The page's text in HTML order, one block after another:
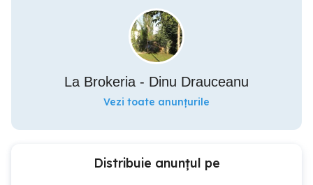
La Brokeria - Dinu Drauceanu
Vezi toate anunțurile
Distribuie anunțul pe